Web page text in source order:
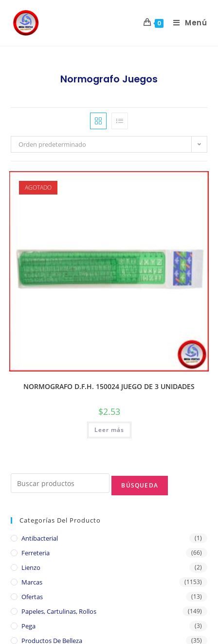
0 Menú
Normografo Juegos
Orden predeterminado
AGOTADO
NORMOGRAFO D.F.H. 150024 JUEGO DE 3 UNIDADES
$2.53
Leer más
Categorías Del Producto
Antibacterial (1)
Ferreteria (66)
Lienzo (2)
Marcas (1153)
Ofertas (13)
Papeles, Cartulinas, Rollos (149)
Pega (3)
Productos De Belleza (35)